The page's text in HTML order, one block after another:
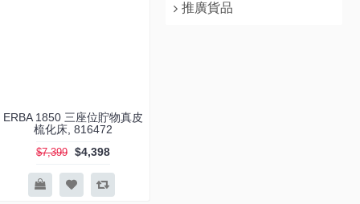
推廣貨品
ERBA 1850 三座位貯物真皮
梳化床, 816472
$7,399 $4,398